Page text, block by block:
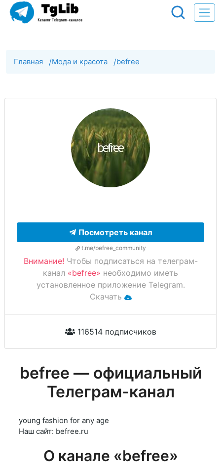
Главная /Мода и красота /befree
Посмотреть канал
t.me/befree_community
Внимание! Чтобы подписаться на телеграм-
канал «befree» необходимо иметь
установленное приложение Telegram.
Скачать
116514 подписчиков
befree — официальный
Телеграм-канал
young fashion for any age
Наш сайт: befree.ru
О канале «befree»